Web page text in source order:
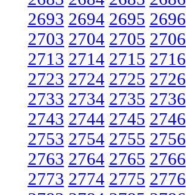
2693 2694 2695 2696
2703 2704 2705 2706
2713 2714 2715 2716
2723 2724 2725 2726
2733 2734 2735 2736
2743 2744 2745 2746
2753 2754 2755 2756
2763 2764 2765 2766
2773 2774 2775 2776